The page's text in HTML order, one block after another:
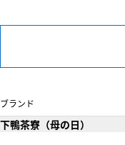
ブランド
下鴨茶寮（母の日）